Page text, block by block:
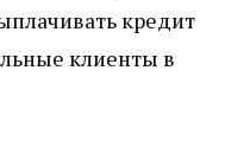
кредит
клиенты в